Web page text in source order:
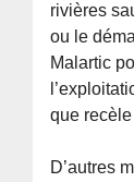
rivières
ou le
Malartic
que
D’autres